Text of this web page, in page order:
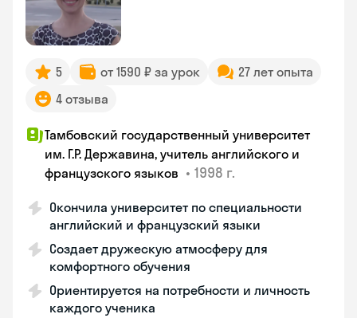
5 от 1590 ₽ за урок
27 лет опыта
4 отзыва
Тамбовский государственный университет
им. Г.Р. Державина, учитель английского и
французского языков • 1998 г.
Окончила университет по специальности
английский и французский языки
Создает дружескую атмосферу для
комфортного обучения
Ориентируется на потребности и личность
каждого ученика